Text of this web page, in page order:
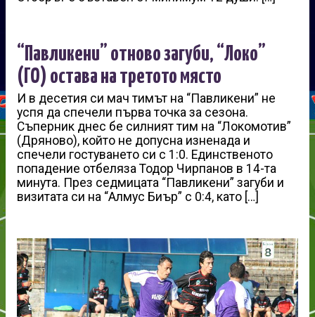
“Павликени” отново загуби, “Локо”
(ГО) остава на третото място
И в десетия си мач тимът на “Павликени” не
успя да спечели първа точка за сезона.
Съперник днес бе силният тим на “Локомотив”
(Дряново), който не допусна изненада и
спечели гостуването си с 1:0. Единственото
попадение отбеляза Тодор Чирпанов в 14-та
минута. През седмицата “Павликени” загуби и
визитата си на “Алмус Биър” с 0:4, като […]